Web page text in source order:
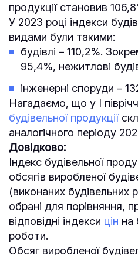
продукції становив
У 2023 році індекси
видами були такими:
будівлі – 110,2%.
95,4%, нежитлові
інженерні споруди –
Нагадаємо, що у І
будівельної продукції
аналогічного періоду
Довідково:
Індекс будівельної
обсягів виробленої
(виконаних будівельних
обрані для порівняння,
відповідні індекси цін на
роботи.
Обсяг виробленої